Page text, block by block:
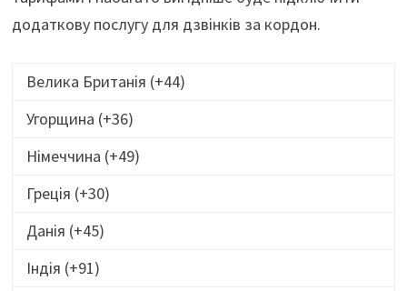
додаткову послугу для дзвінків за кордон.
Велика Британія (+44)
Угорщина (+36)
Німеччина (+49)
Греція (+30)
Данія (+45)
Індія (+91)